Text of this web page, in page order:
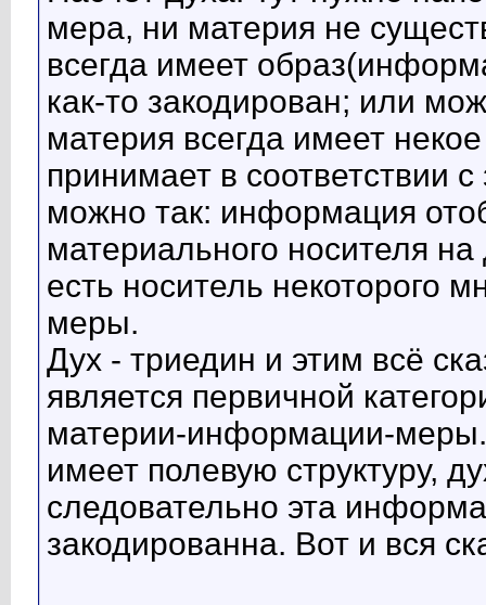
мера, ни материя не
всегда имеет
как-то закодирован; или
материя всегда имеет
принимает в соответствии
можно так: информация
материального носителя
есть носитель некоторого
меры.
Дух - триедин и этим всё
является первичной
материи-информации-
имеет полевую структуру,
следовательно эта
закодированна. Вот и вся